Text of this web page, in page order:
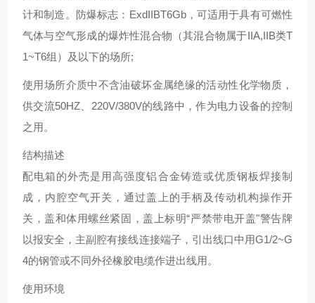
计和制造。防爆标志：ExdIIBT6Gb，可适用于具有可燃性
气体与空气形成的爆炸性混合物（其混合物属于IIA,IIB类T
1~T6组）及以下的场所;
使用场所介质中不含油破坏金属绝缘的活动性化学物质，
供交流50HZ、220V/380V的线路中，作为电力设备的控制
之用。
结构描述
配电箱的外壳是用高强度铝合金铸造或优质钢板焊接制
成，内腔空气开关，通过盖上的手柄及传动机构操作开
关，盖和体用螺丝紧固，盖上标明“严禁带电开盖"警告牌
以报安全，主副腔有接线连接端子，引出线口中用G1/2~G
4的钢管或不同外径橡胶电缆作进出线用。
使用环境